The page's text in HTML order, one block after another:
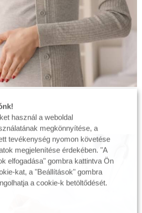
használ a weboldal
megkönnyítése, a
tevékenység nyomon követése
megjelenítése érdekében. "A
elfogadása" gombra kattintva Ön
kat, a "Beállítások" gombra
a cookie-k betöltődését.